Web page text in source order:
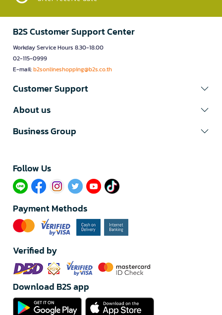
B2S Customer Support Center
Workday Service Hours 8.30-18.00
02-115-0999
E-mail:b2sonlineshopping@b2s.co.th
Customer Support
About us
Business Group
Follow Us​
Payment Methods
Verified by
Download B2S app